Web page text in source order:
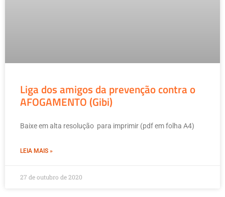
Liga dos amigos da prevenção contra o
AFOGAMENTO (Gibi)
Baixe em alta resolução para imprimir (pdf em folha A4)
LEIA MAIS »
27 de outubro de 2020